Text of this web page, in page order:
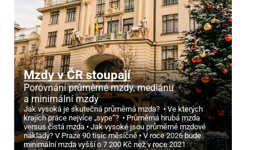
Mzdy v ČR stoupají
Porovnání průměrné mzdy, mediánu
a minimální mzdy
Jak vysoká je skutečná průměrná mzda?
Ve kterých
krajích práce nejvíce „sype“?
Průměrná hrubá mzda
versus čistá mzda
Jak vysoké jsou průměrné mzdové
náklady? V Praze 90 tisíc měsíčně
V roce 2026 bude
minimální mzda vyšší o 7 200 Kč než v roce 2021